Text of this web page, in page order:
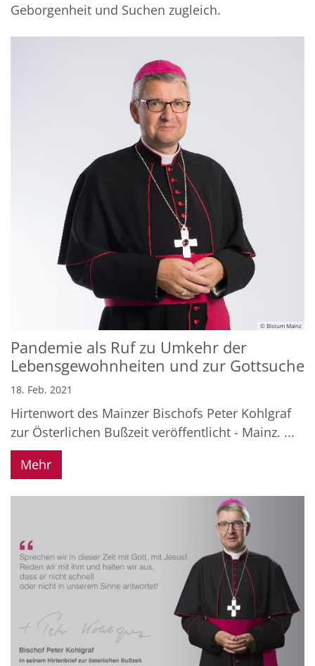
Geborgenheit und Suchen zugleich.
© Bistum Mainz
Pandemie als Ruf zu Umkehr der
Lebensgewohnheiten und zur Gottsuche
18. Feb. 2021
Hirtenwort des Mainzer Bischofs Peter Kohlgraf
zur Österlichen Bußzeit veröffentlicht - Mainz. ...
Mehr